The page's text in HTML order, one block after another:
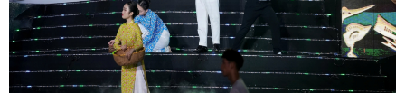
Quan sát
Cuộc sống đó đây
Hồ sơ
Ảnh
Video
E-Magazine
Infographic